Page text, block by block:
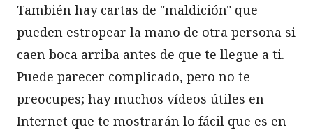
También hay cartas de "maldición" que
pueden estropear la mano de otra persona si
caen boca arriba antes de que te llegue a ti.
Puede parecer complicado, pero no te
preocupes; hay muchos vídeos útiles en
Internet que te mostrarán lo fácil que es en